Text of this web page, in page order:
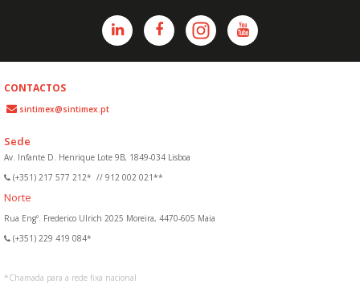
CONTACTOS
sintimex@sintimex.pt
Sede
Av. Infante D. Henrique Lote 9B, 1849-034 Lisboa
(+351) 217 577 212* // 912 002 021**
Norte
Rua Engº. Frederico Ulrich 2025 Moreira, 4470-605 Maia
(+351) 229 419 084*
*Chamada para a rede fixa nacional